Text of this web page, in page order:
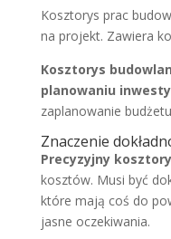
Kosztorys prac
na projekt. Zawiera
Kosztorys
planowaniu
zaplanowanie
Znaczenie
Precyzyjny
kosztów. Musi być
które mają coś do
jasne oczekiwania.